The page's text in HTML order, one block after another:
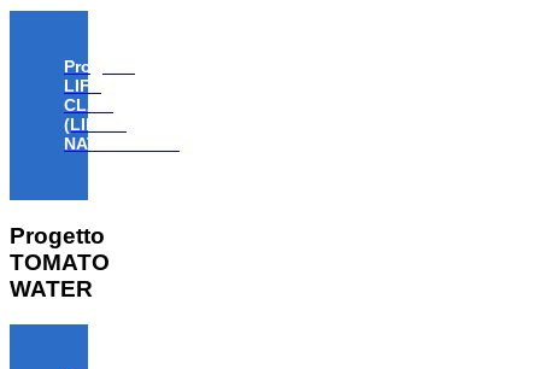
Progetto
LIFE
CLAW
(LIFE18
NAT/IT/000806)
Progetto
TOMATO
WATER